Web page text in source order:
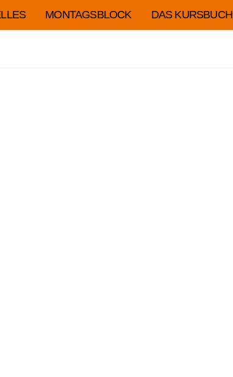
MONTAGSBLOCK DAS KURSBUCH